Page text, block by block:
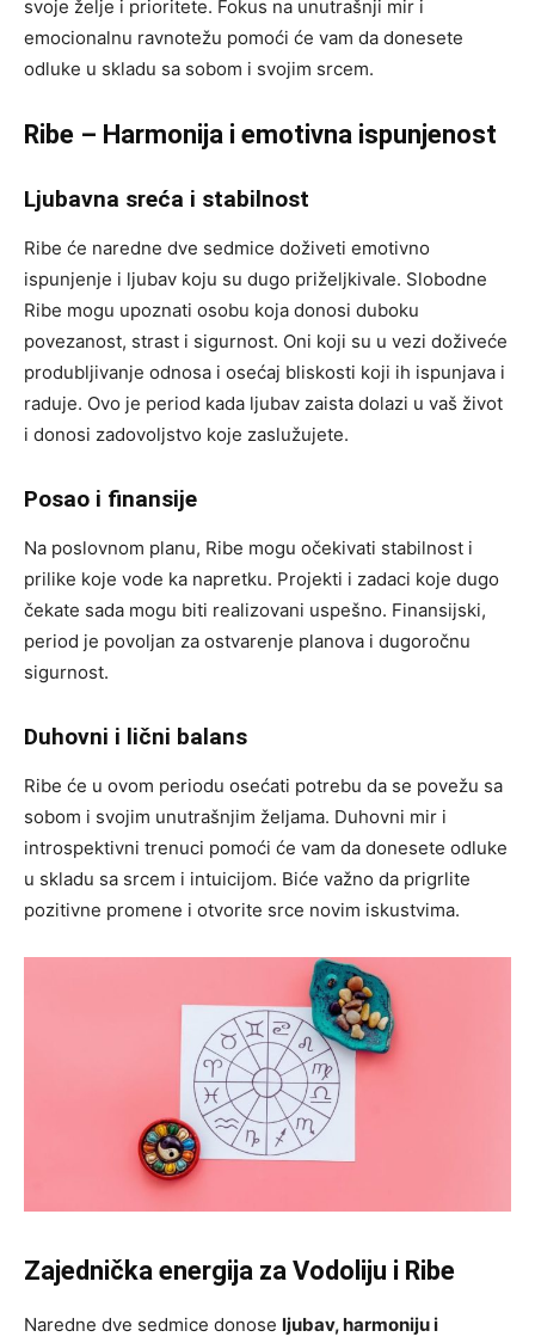
svoje želje i prioritete. Fokus na unutrašnji mir i
emocionalnu ravnotežu pomoći će vam da donesete
odluke u skladu sa sobom i svojim srcem.
Ribe – Harmonija i emotivna ispunjenost
Ljubavna sreća i stabilnost
Ribe će naredne dve sedmice doživeti emotivno
ispunjenje i ljubav koju su dugo priželjkivale. Slobodne
Ribe mogu upoznati osobu koja donosi duboku
povezanost, strast i sigurnost. Oni koji su u vezi doživeće
produbljivanje odnosa i osećaj bliskosti koji ih ispunjava i
raduje. Ovo je period kada ljubav zaista dolazi u vaš život
i donosi zadovoljstvo koje zaslužujete.
Posao i finansije
Na poslovnom planu, Ribe mogu očekivati stabilnost i
prilike koje vode ka napretku. Projekti i zadaci koje dugo
čekate sada mogu biti realizovani uspešno. Finansijski,
period je povoljan za ostvarenje planova i dugoročnu
sigurnost.
Duhovni i lični balans
Ribe će u ovom periodu osećati potrebu da se povežu sa
sobom i svojim unutrašnjim željama. Duhovni mir i
introspektivni trenuci pomoći će vam da donesete odluke
u skladu sa srcem i intuicijom. Biće važno da prigrlite
pozitivne promene i otvorite srce novim iskustvima.
Zajednička energija za Vodoliju i Ribe
Naredne dve sedmice donose ljubav, harmoniju i